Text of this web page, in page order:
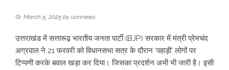
March 5, 2025 by ucnnews
उत्तराखंड में सत्तारूढ़ भारतीय जनता पार्टी (BJP) सरकार में मंत्री प्रेमचंद
अग्रवाल ने 21 फरवरी को विधानसभा सत्र के दौरान ‘पहाड़ी’ लोगों पर
टिप्पणी करके बवाल खड़ा कर दिया। जिसका प्रदर्शन अभी भी जारी है। इसी